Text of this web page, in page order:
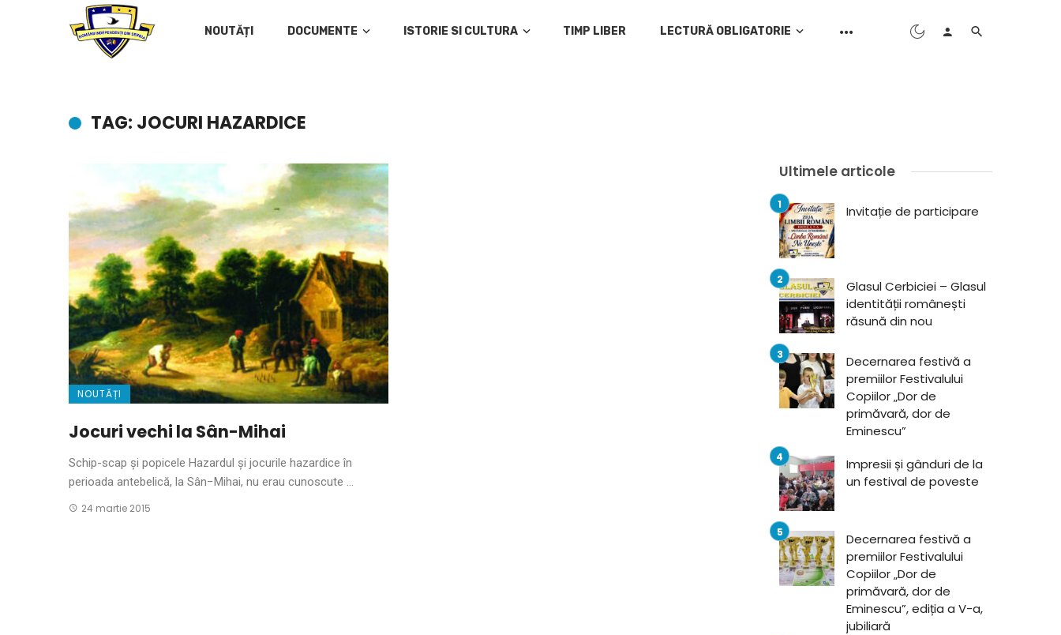
NOUTĂȚI DOCUMENTE ISTORIE SI CULTURA TIMP LIBER LECTURĂ OBLIGATORIE
TAG: JOCURI HAZARDICE
NOUTĂȚI
Jocuri vechi la Sân-Mihai
Schip-scap și popicele Hazardul şi jocurile hazardice în
perioada antebelică, la Sân−Mihai, nu erau cunoscute ...
24 martie 2015
Ultimele articole
Invitație de participare
Glasul Cerbiciei – Glasul
identității românești
răsună din nou
Decernarea festivă a
premiilor Festivalului
Copiilor „Dor de
primăvară, dor de
Eminescu”
Impresii și gânduri de la
un festival de poveste
Decernarea festivă a
premiilor Festivalului
Copiilor „Dor de
primăvară, dor de
Eminescu”, ediția a V-a,
jubiliară